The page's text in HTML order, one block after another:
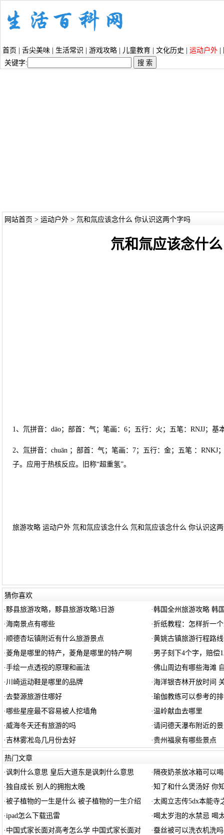
首页 舌尖美味 生活常识 游戏攻略 儿童教育 文化历史 运动户外
关键字:
网站首页 > 运动户外> 氘和氚应该念什么 你认识这两个字吗
氘和氚应该念什
1、氘拼音：dāo；部首：气；笔画：6；五行：火；五笔：RNJJ；
2、氚拼音：chuān ；部首：气；笔画：7；五行：金；五笔 ：
子。应用于热核反应。旧称“超重氢”。
旅游攻略 运动户外 氘和氚应该念什么 氘和氚应该念什么 你认识这
猜你喜欢
·黟县旅游攻略，黟县旅游攻略3日游 ·韩国全州旅游攻略 韩
·海南景点有哪些 ·折纸教程：怎样折一
·顺德杏坛镇附近有什么旅游景点 ·黄姚古镇旅游行程路
·菱角是哪里的特产，菱角是哪里的特产啊 · 男子刻下4个字，赔偿
·手绘一点透视的原理和画法 ·佛山周边有哪些海滩
· 川崎运动鞋是哪里的品牌 ·海洋银杏林开放时间
·去婺源旅游住哪好 ·瑜伽教练可以参考的
· 哪些星座最不容易被人挖墙角 ·温岭献血去哪里
· 威海冬天还有旅游的吗 ·请问德天瀑布附近的
·吉林雾凇岛几月份去好 ·贵州福泉有哪些景点
热门文章
·讽刺什么意思 皇后大道东是讽刺什么意思 · 隔夜奶茶放冰箱可以
·独自成长 别人的拥抱太晚 ·知了和什么煲汤好 你
·被子植物的一生是什么 被子植物的一生介绍 ·太阁立志传5dx本能寺
·ipad怎么下载迅雷 · 喝太岁泡的水禁忌 喝
· 中国式家长面对高考怎么学 中国式家长面对 ·蚕丝被可以洗衣机洗